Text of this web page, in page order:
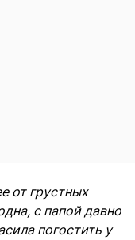
от грустных
с папой давно
погостить у